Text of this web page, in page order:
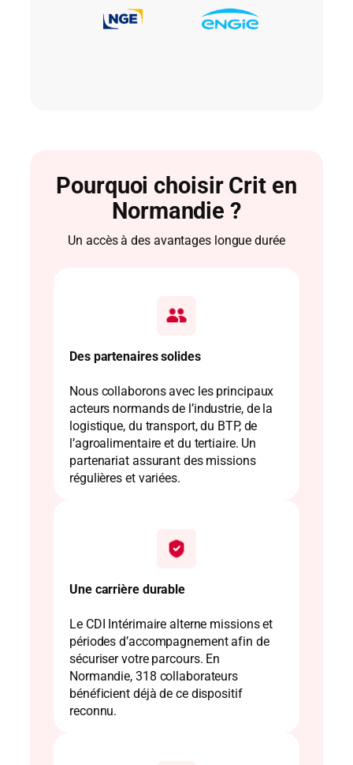
Pourquoi choisir Crit en
Normandie ?
Un accès à des avantages longue durée
Des partenaires solides
Nous collaborons avec les principaux
acteurs normands de l’industrie, de la
logistique, du transport, du BTP, de
l’agroalimentaire et du tertiaire. Un
partenariat assurant des missions
régulières et variées.
Une carrière durable
Le CDI Intérimaire alterne missions et
périodes d’accompagnement afin de
sécuriser votre parcours. En
Normandie, 318 collaborateurs
bénéficient déjà de ce dispositif
reconnu.